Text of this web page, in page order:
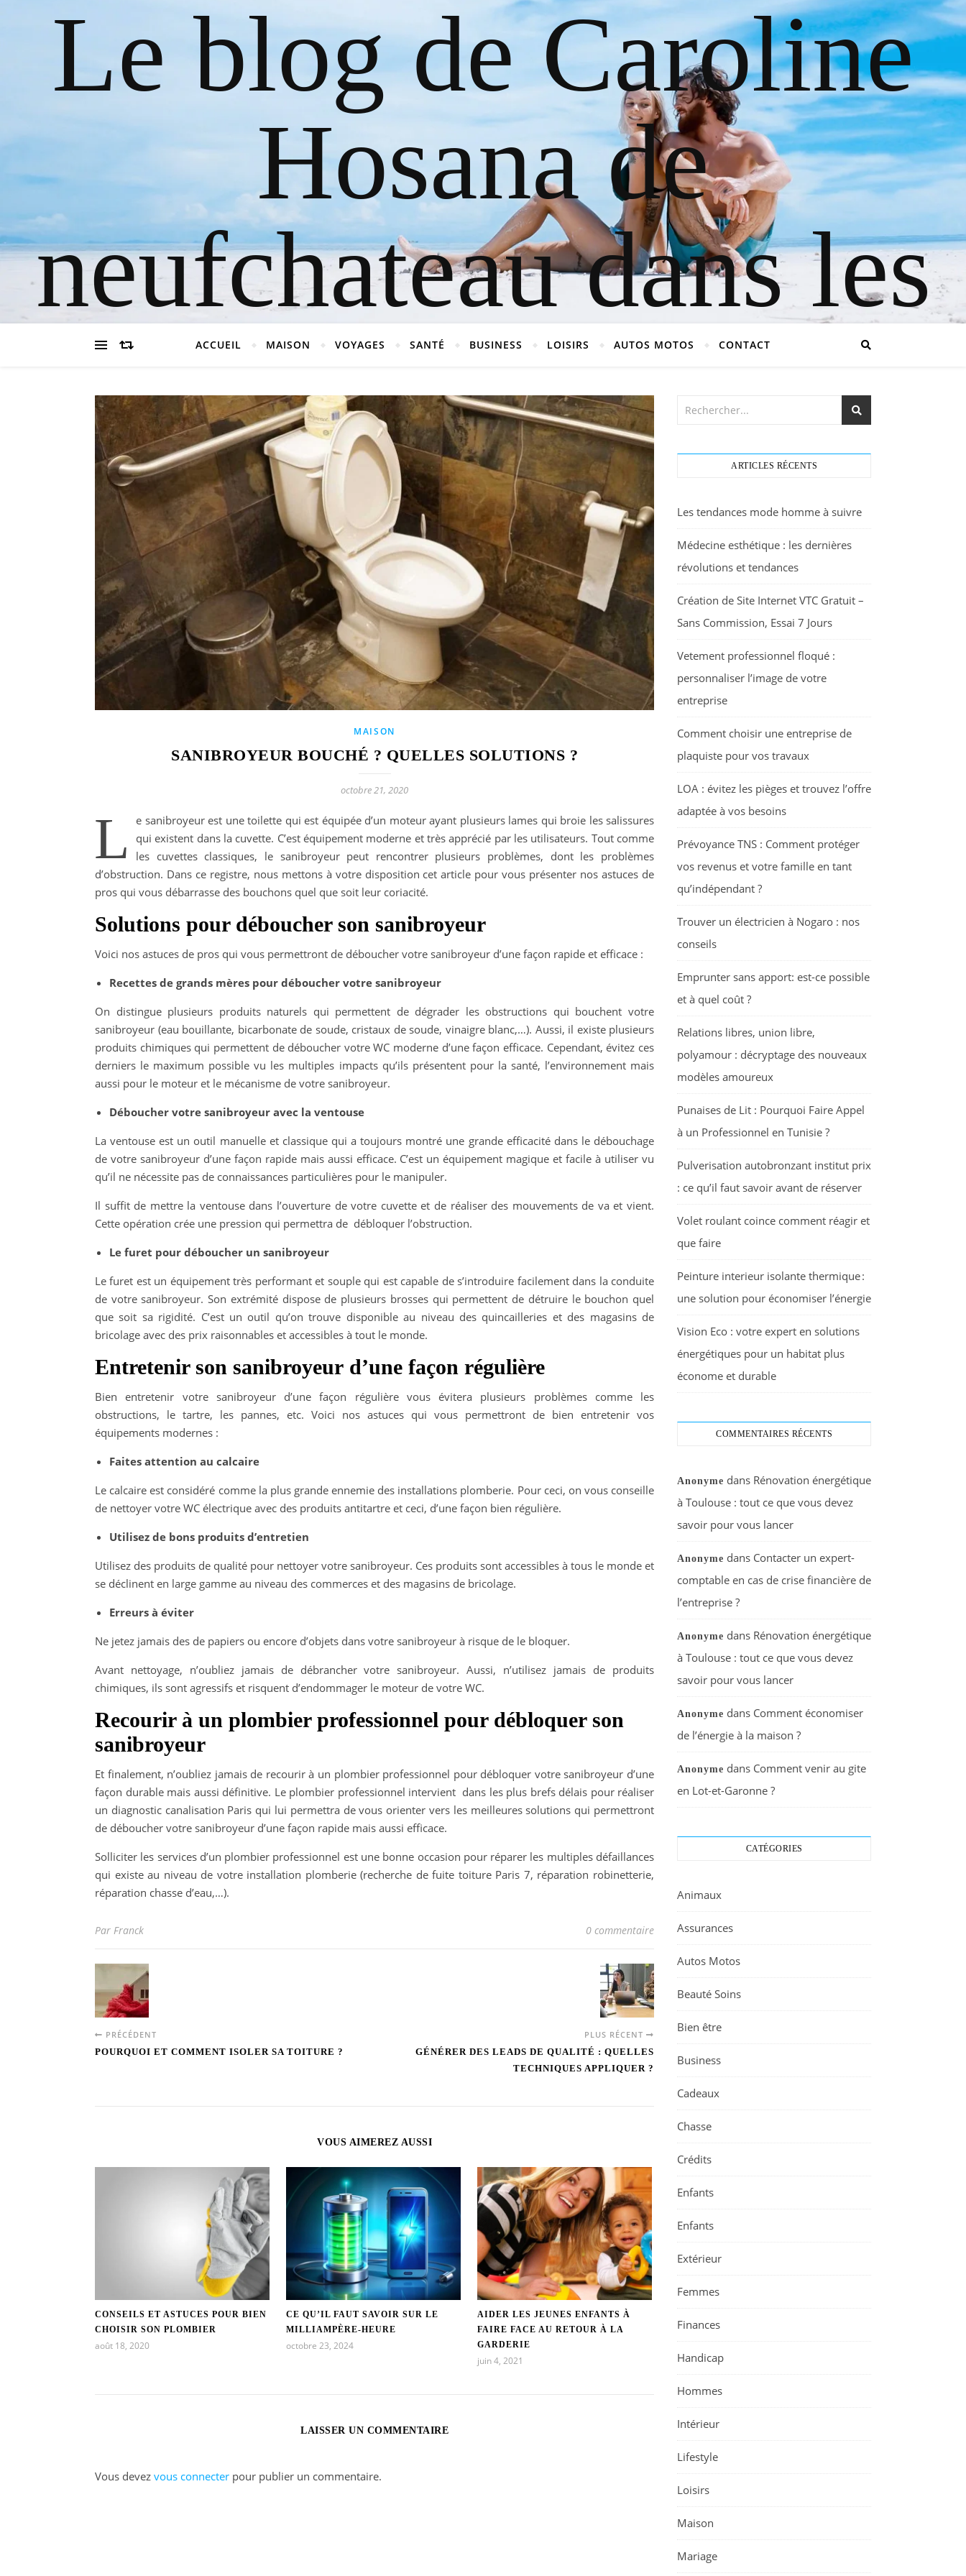
Le blog de Caroline
Hosana de
neufchateau dans les
vosges
ch-neufchateau.fr
ACCUEIL MAISON VOYAGES SANTÉ BUSINESS LOISIRS AUTOS MOTOS CONTACT
MAISON
SANIBROYEUR BOUCHÉ ? QUELLES SOLUTIONS ?
octobre 21, 2020
L
e sanibroyeur est une toilette qui est équipée d’un moteur ayant plusieurs lames qui broie les salissures
qui existent dans la cuvette. C’est équipement moderne et très apprécié par les utilisateurs. Tout comme
les cuvettes classiques, le sanibroyeur peut rencontrer plusieurs problèmes, dont les problèmes
d’obstruction. Dans ce registre, nous mettons à votre disposition cet article pour vous présenter nos astuces de
pros qui vous débarrasse des bouchons quel que soit leur coriacité.
Solutions pour déboucher son sanibroyeur
Voici nos astuces de pros qui vous permettront de déboucher votre sanibroyeur d’une façon rapide et efficace :
Recettes de grands mères pour déboucher votre sanibroyeur
On distingue plusieurs produits naturels qui permettent de dégrader les obstructions qui bouchent votre
sanibroyeur (eau bouillante, bicarbonate de soude, cristaux de soude, vinaigre blanc,…). Aussi, il existe plusieurs
produits chimiques qui permettent de déboucher votre WC moderne d’une façon efficace. Cependant, évitez ces
derniers le maximum possible vu les multiples impacts qu’ils présentent pour la santé, l’environnement mais
aussi pour le moteur et le mécanisme de votre sanibroyeur.
Déboucher votre sanibroyeur avec la ventouse
La ventouse est un outil manuelle et classique qui a toujours montré une grande efficacité dans le débouchage
de votre sanibroyeur d’une façon rapide mais aussi efficace. C’est un équipement magique et facile à utiliser vu
qu’il ne nécessite pas de connaissances particulières pour le manipuler.
Il suffit de mettre la ventouse dans l’ouverture de votre cuvette et de réaliser des mouvements de va et vient.
Cette opération crée une pression qui permettra de débloquer l’obstruction.
Le furet pour déboucher un sanibroyeur
Le furet est un équipement très performant et souple qui est capable de s’introduire facilement dans la conduite
de votre sanibroyeur. Son extrémité dispose de plusieurs brosses qui permettent de détruire le bouchon quel
que soit sa rigidité. C’est un outil qu’on trouve disponible au niveau des quincailleries et des magasins de
bricolage avec des prix raisonnables et accessibles à tout le monde.
Entretenir son sanibroyeur d’une façon régulière
Bien entretenir votre sanibroyeur d’une façon régulière vous évitera plusieurs problèmes comme les
obstructions, le tartre, les pannes, etc. Voici nos astuces qui vous permettront de bien entretenir vos
équipements modernes :
Faites attention au calcaire
Le calcaire est considéré comme la plus grande ennemie des installations plomberie. Pour ceci, on vous conseille
de nettoyer votre WC électrique avec des produits antitartre et ceci, d’une façon bien régulière.
Utilisez de bons produits d’entretien
Utilisez des produits de qualité pour nettoyer votre sanibroyeur. Ces produits sont accessibles à tous le monde et
se déclinent en large gamme au niveau des commerces et des magasins de bricolage.
Erreurs à éviter
Ne jetez jamais des de papiers ou encore d’objets dans votre sanibroyeur à risque de le bloquer.
Avant nettoyage, n’oubliez jamais de débrancher votre sanibroyeur. Aussi, n’utilisez jamais de produits
chimiques, ils sont agressifs et risquent d’endommager le moteur de votre WC.
Recourir à un plombier professionnel pour débloquer son
sanibroyeur
Et finalement, n’oubliez jamais de recourir à un plombier professionnel pour débloquer votre sanibroyeur d’une
façon durable mais aussi définitive. Le plombier professionnel intervient dans les plus brefs délais pour réaliser
un diagnostic canalisation Paris qui lui permettra de vous orienter vers les meilleures solutions qui permettront
de déboucher votre sanibroyeur d’une façon rapide mais aussi efficace.
Solliciter les services d’un plombier professionnel est une bonne occasion pour réparer les multiples défaillances
qui existe au niveau de votre installation plomberie (recherche de fuite toiture Paris 7, réparation robinetterie,
réparation chasse d’eau,…).
Par Franck 0 commentaire
PRÉCÉDENT
POURQUOI ET COMMENT ISOLER SA TOITURE ?
PLUS RÉCENT
GÉNÉRER DES LEADS DE QUALITÉ : QUELLES
TECHNIQUES APPLIQUER ?
VOUS AIMEREZ AUSSI
CONSEILS ET ASTUCES POUR BIEN
CHOISIR SON PLOMBIER
août 18, 2020
CE QU’IL FAUT SAVOIR SUR LE
MILLIAMPÈRE-HEURE
octobre 23, 2024
AIDER LES JEUNES ENFANTS À
FAIRE FACE AU RETOUR À LA
GARDERIE
juin 4, 2021
LAISSER UN COMMENTAIRE
Vous devez vous connecter pour publier un commentaire.
ARTICLES RÉCENTS
Les tendances mode homme à suivre
Médecine esthétique : les dernières
révolutions et tendances
Création de Site Internet VTC Gratuit –
Sans Commission, Essai 7 Jours
Vetement professionnel floqué :
personnaliser l’image de votre
entreprise
Comment choisir une entreprise de
plaquiste pour vos travaux
LOA : évitez les pièges et trouvez l’offre
adaptée à vos besoins
Prévoyance TNS : Comment protéger
vos revenus et votre famille en tant
qu’indépendant ?
Trouver un électricien à Nogaro : nos
conseils
Emprunter sans apport: est-ce possible
et à quel coût ?
Relations libres, union libre,
polyamour : décryptage des nouveaux
modèles amoureux
Punaises de Lit : Pourquoi Faire Appel
à un Professionnel en Tunisie ?
Pulverisation autobronzant institut prix
: ce qu’il faut savoir avant de réserver
Volet roulant coince comment réagir et
que faire
Peinture interieur isolante thermique :
une solution pour économiser l’énergie
Vision Eco : votre expert en solutions
énergétiques pour un habitat plus
économe et durable
COMMENTAIRES RÉCENTS
Anonyme dans Rénovation énergétique
à Toulouse : tout ce que vous devez
savoir pour vous lancer
Anonyme dans Contacter un expert-
comptable en cas de crise financière de
l’entreprise ?
Anonyme dans Rénovation énergétique
à Toulouse : tout ce que vous devez
savoir pour vous lancer
Anonyme dans Comment économiser
de l’énergie à la maison ?
Anonyme dans Comment venir au gite
en Lot-et-Garonne ?
CATÉGORIES
Animaux
Assurances
Autos Motos
Beauté Soins
Bien être
Business
Cadeaux
Chasse
Crédits
Enfants
Enfants
Extérieur
Femmes
Finances
Handicap
Hommes
Intérieur
Lifestyle
Loisirs
Maison
Mariage